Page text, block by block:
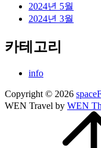
2024년 5월
2024년 3월
카테고리
info
Copyright © 2026
WEN Travel by WEN